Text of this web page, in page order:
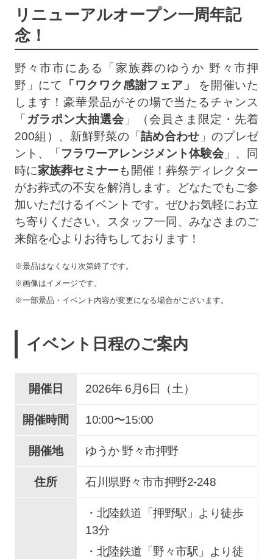
リニューアルオープン一周年記
念！
野々市市にある「家族葬のゆうか 野々市押
野」にて
「ワクワク感謝フェア」
を開催いた
します！豪華景品がその場で当たるチャンス
「 ガラポン大抽選会 」（会員さま限定・先着
200組）、新鮮野菜の「詰め合わせ 」のプレゼ
ント、「 フラワーアレンジメント体験会」、同
時に家族葬セミナーも開催！葬祭ディレクター
がお葬式の不安を解消します。どなたでもご参
加いただけるイベントです。ぜひお気軽にお立
ち寄りください。スタッフ一同、みなさまのご
来館を心よりお待ちしております！
※景品はなくなり次第終了です。
※画像はイメージです。
※一部景品・イベント内容が変更になる場合がございます。
イベント日程のご案内
開催日 2026年 6 月 6 日（土）
開催時間 10:00〜15:00
開催地 ゆうか 野々市押野
住所 石川県野々市市押野2-248
・北陸鉄道「押野駅」より徒歩
13分
・北陸鉄道「野々市駅」より徒